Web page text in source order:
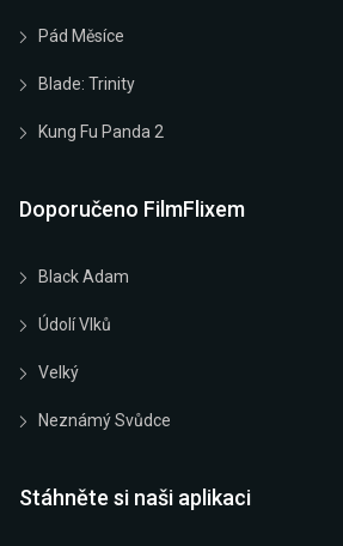
Pád Měsíce
Blade: Trinity
Kung Fu Panda 2
Doporučeno FilmFlixem
Black Adam
Údolí Vlků
Velký
Neznámý Svůdce
Stáhněte si naši aplikaci